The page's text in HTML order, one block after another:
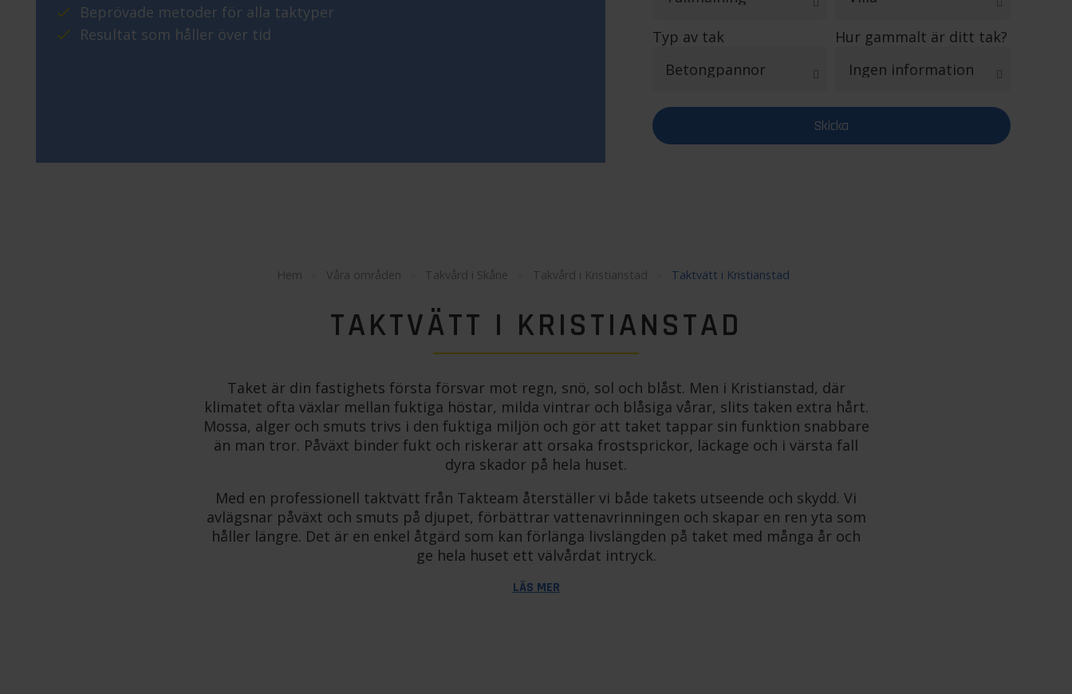
Beprövade metoder för alla taktyper
Resultat som håller över tid
Typ av tak Hur gammalt är ditt tak?
Hem Våra områden Takvård i Skåne Takvård i Kristianstad Taktvätt i Kristianstad
TAKTVÄTT I KRISTIANSTAD
Taket är din fastighets första försvar mot regn, snö, sol och blåst. Men i Kristianstad, där
klimatet ofta växlar mellan fuktiga höstar, milda vintrar och blåsiga vårar, slits taken extra hårt.
Mossa, alger och smuts trivs i den fuktiga miljön och gör att taket tappar sin funktion snabbare
än man tror. Påväxt binder fukt och riskerar att orsaka frostsprickor, läckage och i värsta fall
dyra skador på hela huset.
Med en professionell taktvätt från Takteam återställer vi både takets utseende och skydd. Vi
avlägsnar påväxt och smuts på djupet, förbättrar vattenavrinningen och skapar en ren yta som
håller längre. Det är en enkel åtgärd som kan förlänga livslängden på taket med många år och
ge hela huset ett välvårdat intryck.
LÄS MER